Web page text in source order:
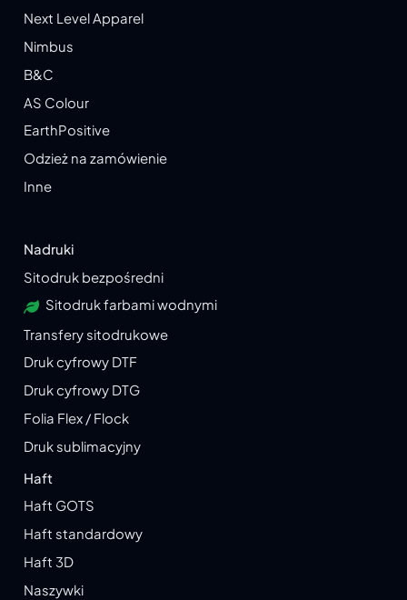
Next Level Apparel
Nimbus
B&C
AS Colour
EarthPositive
Odzież na zamówienie
Inne
Nadruki
Sitodruk bezpośredni
Sitodruk farbami wodnymi
Transfery sitodrukowe
Druk cyfrowy DTF
Druk cyfrowy DTG
Folia Flex / Flock
Druk sublimacyjny
Haft
Haft GOTS
Haft standardowy
Haft 3D
Naszywki